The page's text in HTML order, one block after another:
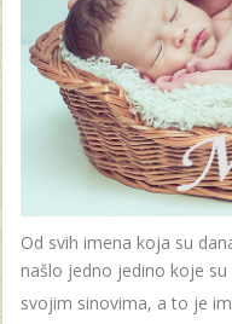
Od svih imena koja su
našlo jedno jedino koje su
svojim sinovima, a to je